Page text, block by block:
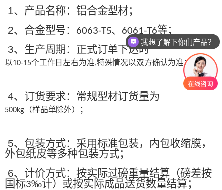
1、产品名称：铝合金型材；
2、合金型号： 6063-T5、 6061-T6等；
3、生产周期：正式订单下达时
以10-15个工作日左右为准,特殊情况以双方确认为准；
4、订货要求：常规型材订货量为
500kg （样品单除外）；
5、包装方式：采用标准包装，内包收缩膜，
外包纸皮等多种包装方式；
6、计价方式：按实际过磅重量结算（磅差按
国标3‰计）或按实际成品送货数量结算；
我想了解下你们产品？